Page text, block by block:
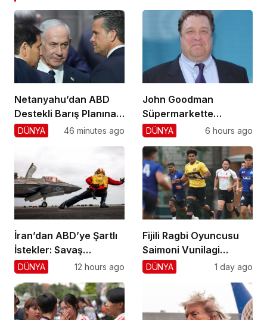
Netanyahu’dan ABD
Destekli Barış Planına
Ret!
DÜNYA 46 minutes ago
John Goodman
Süpermarkette
Hayranlarını Şaşırttı!
DÜNYA 6 hours ago
İran’dan ABD’ye Şartlı
İstekler: Savaş
Sonlansın!
DÜNYA 12 hours ago
Fijili Ragbi Oyuncusu
Saimoni Vunilagi
Hayatını Kaybetti
DÜNYA 1 day ago